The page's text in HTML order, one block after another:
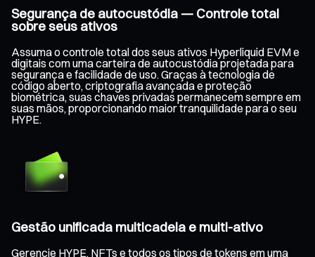
Segurança de autocustódia — Controle total
sobre seus ativos
Assuma o controle total dos seus ativos Hyperliquid EVM e
digitais com uma carteira de autocustódia projetada para
segurança e facilidade de uso. Graças à tecnologia de
código aberto, criptografia avançada e proteção
biométrica, suas chaves privadas permanecem sempre em
suas mãos, proporcionando maior tranquilidade para o seu
HYPE.
Gestão unificada multicadeia e multi-ativo
Gerencie HYPE, NFTs e todos os tipos de tokens em uma